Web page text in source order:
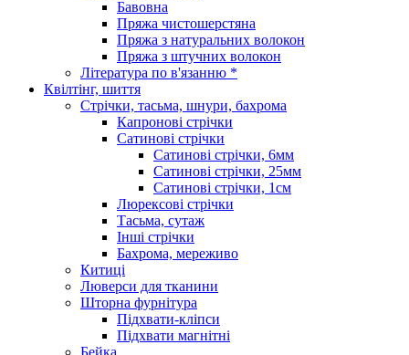
Бавовна
Пряжа чистошерстяна
Пряжа з натуральних волокон
Пряжа з штучних волокон
Література по в'язанню *
Квілтінг, шиття
Стрічки, тасьма, шнури, бахрома
Капронові стрічки
Сатинові стрічки
Сатинові стрічки, 6мм
Сатинові стрічки, 25мм
Сатинові стрічки, 1см
Люрексові стрічки
Тасьма, сутаж
Інші стрічки
Бахрома, мереживо
Китиці
Люверси для тканини
Шторна фурнітура
Підхвати-кліпси
Підхвати магнітні
Бейка